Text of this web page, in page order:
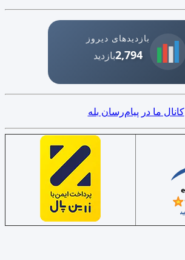
بازدیدهای دیروز
2,794بازدید
کانال ما در پیام‌رسان بله